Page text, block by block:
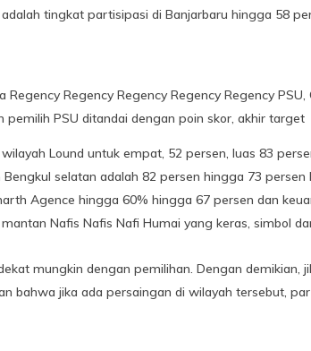
tingkat partisipasi di Banjarbaru hingga 58
Regency Regency Regency Regency Regency
pemilih PSU ditandai dengan poin skor, akhir target
Lound untuk empat, 52 persen, luas 83
Bengkul selatan adalah 82 persen hingga 73
Agence hingga 60% hingga 67 persen dan
Nafis Nafis Nafi Humai yang keras, simbol
mungkin dengan pemilihan. Dengan
bahwa jika ada persaingan di wilayah tersebut,